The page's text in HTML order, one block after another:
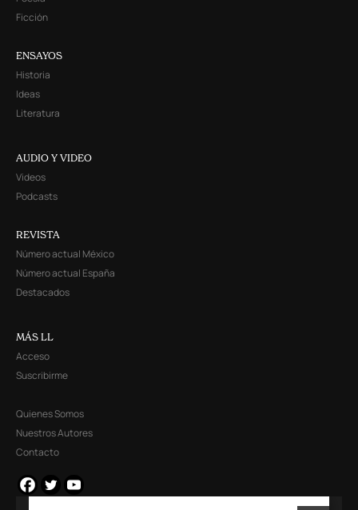
Ficción
ENSAYOS
Historia
Ideas
Literatura
AUDIO Y VIDEO
Videos
Podcasts
REVISTA
Número actual México
Número actual España
Destacados
MÁS LL
Acceso
Suscribirme
Quienes Somos
Nuestros Autores
Contacto